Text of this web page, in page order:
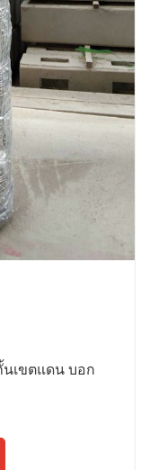
นเขตแดน บอก